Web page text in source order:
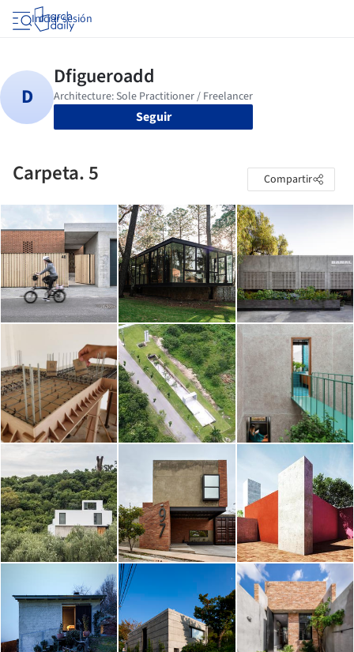
Iniciar sesión
Seguir
Carpeta. 5 Compartir